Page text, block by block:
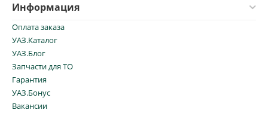
Информация
Оплата заказа
УАЗ.Каталог
УАЗ.Блог
Запчасти для ТО
Гарантия
УАЗ.Бонус
Вакансии